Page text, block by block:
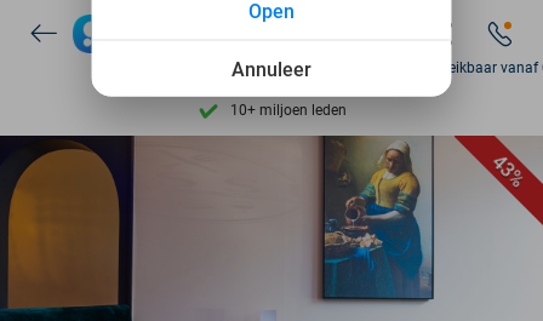
7 dagen per week beschikbaar
10+ miljoen leden
9,4 op basis van
Ontdek 15.000+ deals
7 dagen per week beschikbaar
10+ miljoen leden
Zo bereikbaar
43%
Annuleer
Open